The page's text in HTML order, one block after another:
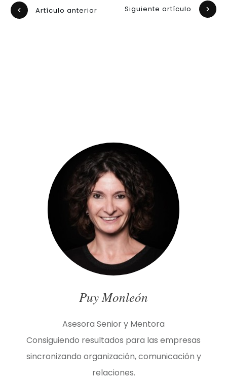
Artículo anterior Siguiente artículo
Puy Monleón
Asesora Senior y Mentora
Consiguiendo resultados para las empresas
sincronizando organización, comunicación y
relaciones.